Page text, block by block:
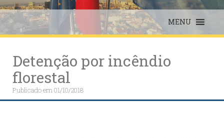
MENU
Detenção por incêndio
florestal
Publicado em01/10/2018